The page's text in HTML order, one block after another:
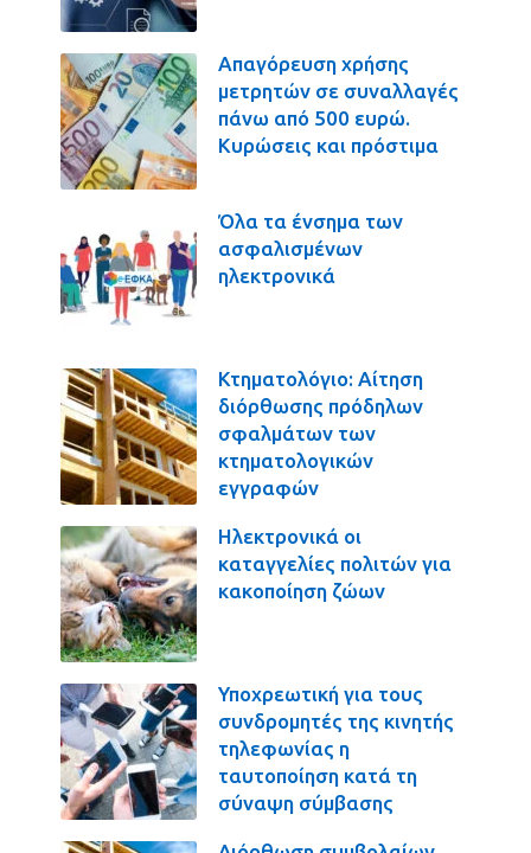
Απαγόρευση χρήσης
μετρητών σε συναλλαγές
πάνω από 500 ευρώ.
Κυρώσεις και πρόστιμα
Όλα τα ένσημα των
ασφαλισμένων
ηλεκτρονικά
Κτηματολόγιο: Αίτηση
διόρθωσης πρόδηλων
σφαλμάτων των
κτηματολογικών
εγγραφών
Ηλεκτρονικά οι
καταγγελίες πολιτών για
κακοποίηση ζώων
Υποχρεωτική για τους
συνδρομητές της κινητής
τηλεφωνίας η
ταυτοποίηση κατά τη
σύναψη σύμβασης